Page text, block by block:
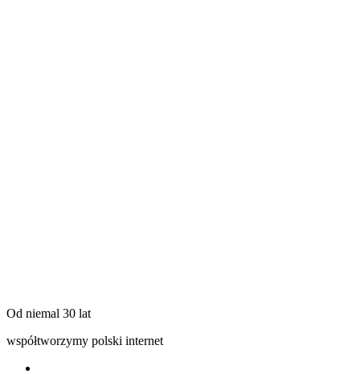
Od niemal 30 lat
współtworzymy polski internet